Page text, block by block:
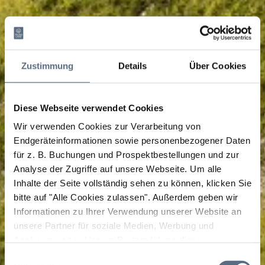
Zustimmung Details Über Cookies
Diese Webseite verwendet Cookies
Wir verwenden Cookies zur Verarbeitung von
Endgeräteinformationen sowie personenbezogener Daten
für z. B. Buchungen und Prospektbestellungen und zur
Analyse der Zugriffe auf unsere Webseite. Um alle
Inhalte der Seite vollständig sehen zu können, klicken Sie
bitte auf "Alle Cookies zulassen". Außerdem geben wir
Informationen zu Ihrer Verwendung unserer Website an
unsere Partner für soziale Medien, Werbung und